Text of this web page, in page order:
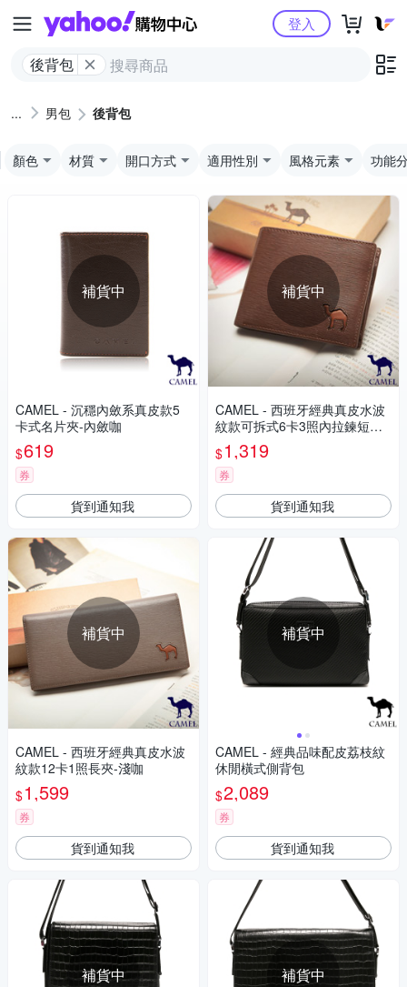
Yahoo購物中心
後背包
登入
男包 後背包
顏色 材質 開口方式 適用性別 風格元素 功能
補貨中
CAMEL - 沉穩內斂系真皮款5
卡式名片夾-內斂咖
$619
券
貨到通知我
補貨中
CAMEL - 西班牙經典真皮水波
紋款12卡1照長夾-淺咖
$1,599
券
貨到通知我
補貨中
補貨中
CAMEL - 西班牙經典真皮水波
紋款可拆式6卡3照內拉鍊短夾-
深咖
$1,319
券
貨到通知我
補貨中
CAMEL - 經典品味配皮荔枝紋
休閒橫式側背包
$2,089
券
貨到通知我
補貨中